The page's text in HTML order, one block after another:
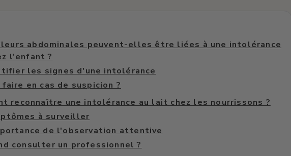
abdominales peuvent-elles être liées à une intolérance
l'enfant ?
les signes d'une intolérance
faire en cas de suspicion ?
reconnaître une intolérance au lait chez les nourrissons ?
à surveiller
de l'observation attentive
consulter un professionnel ?